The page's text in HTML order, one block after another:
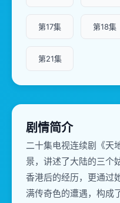
第17集 第18集
第21集
剧情简介
二十集电视连续剧《天
景，讲述了大陆的三个
香港后的经历，更通过
满传奇色的遭遇，构成